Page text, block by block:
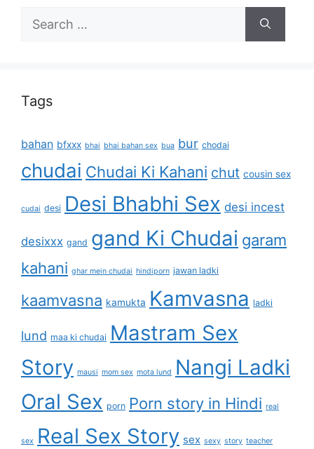
Search
Tags
bahan bfxxx bhai bhai bahan sex bua bur chodai
chudai Chudai Ki Kahani chut cousin sex
cudai desi Desi Bhabhi Sex desi incest
desixxx gand gand Ki Chudai garam
kahani ghar mein chudai hindiporn jawan ladki
kaamvasna kamukta Kamvasna ladki
lund maa ki chudai Mastram Sex
Story mausi mom sex mota lund
Nangi Ladki
Oral Sex porn Porn story in Hindi real
sex Real Sex Story sex sexy story teacher